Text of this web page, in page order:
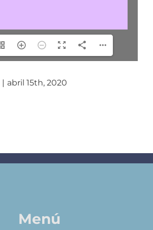
| abril 15th, 2020
Menú